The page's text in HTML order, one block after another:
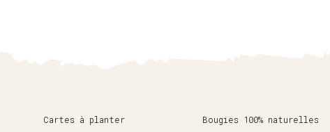
Cartes à planter Bougies 100% naturelles